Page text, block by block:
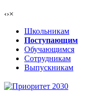
‹›×
Школьникам
Поступающим
Обучающимся
Сотрудникам
Выпускникам